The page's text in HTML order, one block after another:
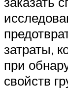
затраты,
при
свойств